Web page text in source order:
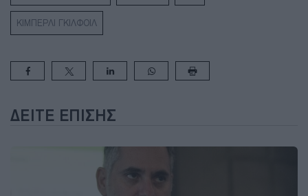
ΚΙΜΠΕΡΛΙ ΓΚΙΛΦΟΙΛ
ΔΕΊΤΕ ΕΠΊΣΗΣ